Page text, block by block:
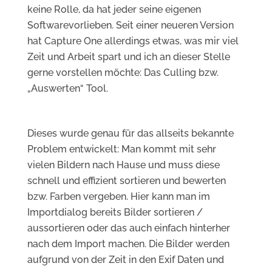
keine Rolle, da hat jeder seine eigenen
Softwarevorlieben. Seit einer neueren Version
hat Capture One allerdings etwas, was mir viel
Zeit und Arbeit spart und ich an dieser Stelle
gerne vorstellen möchte: Das Culling bzw.
„Auswerten“ Tool.
Dieses wurde genau für das allseits bekannte
Problem entwickelt: Man kommt mit sehr
vielen Bildern nach Hause und muss diese
schnell und effizient sortieren und bewerten
bzw. Farben vergeben. Hier kann man im
Importdialog bereits Bilder sortieren /
aussortieren oder das auch einfach hinterher
nach dem Import machen. Die Bilder werden
aufgrund von der Zeit in den Exif Daten und